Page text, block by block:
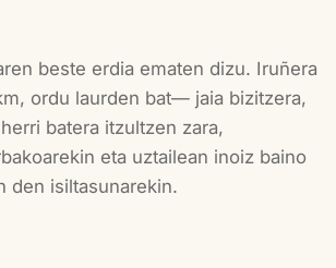
beste erdia ematen dizu. Iruñera
ordu laurden bat— jaia bizitzera,
batera itzultzen zara,
eta uztailean inoiz baino
den isiltasunarekin.